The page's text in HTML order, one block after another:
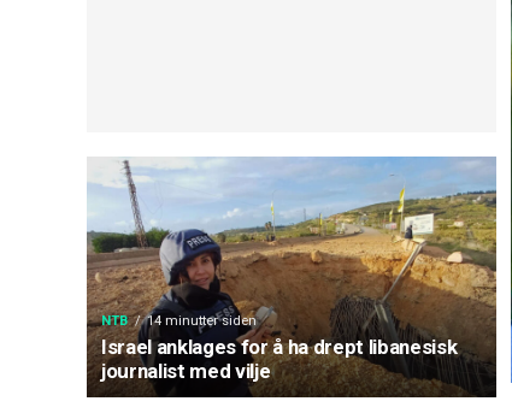
NTB 14 minutter siden
Israel anklages for å ha drept libanesisk
journalist med vilje